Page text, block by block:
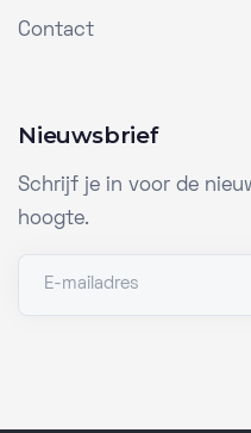
Contact
Nieuwsbrief
Schrijf je in voor de
hoogte.
E-mailadres